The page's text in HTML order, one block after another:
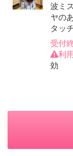
波ミ
ヤの
タッ
受付
利
効